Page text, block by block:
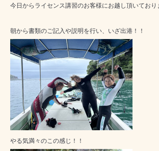
今日からライセンス講習のお客様にお越し頂いており
朝から書類のご記入や説明を行い、いざ出港！！
やる気満々のこの感じ！！